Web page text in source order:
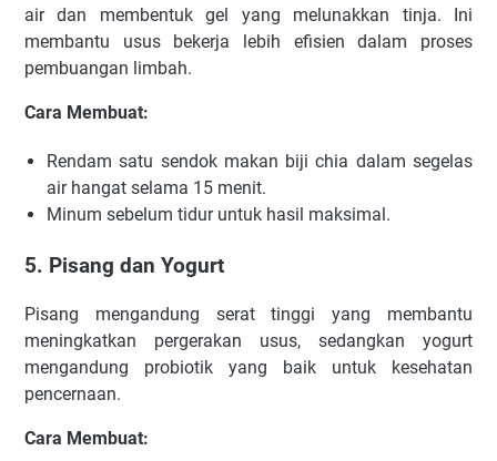
air dan membentuk gel yang melunakkan tinja. Ini
membantu usus bekerja lebih efisien dalam proses
pembuangan limbah.
Cara Membuat:
Rendam satu sendok makan biji chia dalam segelas
air hangat selama 15 menit.
Minum sebelum tidur untuk hasil maksimal.
5. Pisang dan Yogurt
Pisang mengandung serat tinggi yang membantu
meningkatkan pergerakan usus, sedangkan yogurt
mengandung probiotik yang baik untuk kesehatan
pencernaan.
Cara Membuat: